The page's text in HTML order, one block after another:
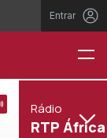
Entrar
Rádio
RTP África